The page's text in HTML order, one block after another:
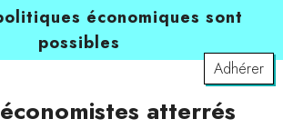
économiques sont
possibles
Adhérer
atterrés